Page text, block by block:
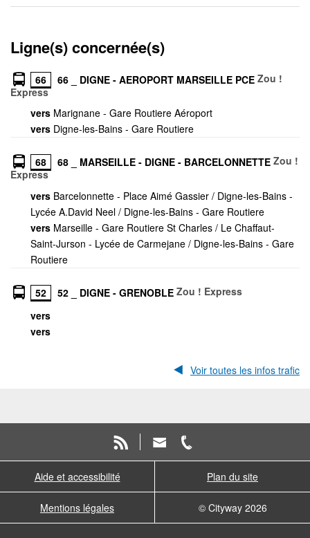
Ligne(s) concernée(s)
66 66 _ DIGNE - AEROPORT MARSEILLE PCE Zou !
Express
vers Marignane - Gare Routiere Aéroport
vers Digne-les-Bains - Gare Routiere
68 68 _ MARSEILLE - DIGNE - BARCELONNETTE Zou !
Express
vers Barcelonnette - Place Aimé Gassier / Digne-les-Bains -
Lycée A.David Neel / Digne-les-Bains - Gare Routiere
vers Marseille - Gare Routiere St Charles / Le Chaffaut-
Saint-Jurson - Lycée de Carmejane / Digne-les-Bains - Gare
Routiere
52 52 _ DIGNE - GRENOBLE Zou ! Express
vers
vers
Voir toutes les infos trafic
Aide et accessibilité Plan du site
Mentions légales © Cityway 2026